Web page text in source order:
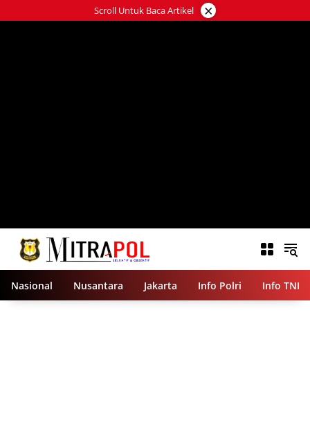
ke
Scroll Untuk Baca Artikel ×
Nasional Nusantara Jakarta Info Polri Info TNI